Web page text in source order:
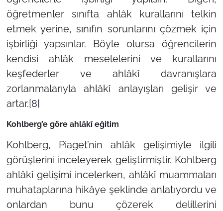
öğretmenler sınıfta ahlâk kurallarını telkin
etmek yerine, sınıfın sorunlarını çözmek için
işbirliği yapsınlar. Böyle olursa öğrencilerin
kendisi ahlâk meselelerini ve kurallarını
keşfederler ve ahlâkî davranışlara
zorlanmalarıyla ahlâkî anlayışları gelişir ve
artar.[8]
Kohlberg’e göre ahlâkî eğitim
Kohlberg, Piaget’nin ahlâk gelişimiyle ilgili
görüşlerini inceleyerek geliştirmiştir. Kohlberg
ahlâkî gelişimi incelerken, ahlâkî muammaları
muhataplarına hikâye şeklinde anlatıyordu ve
onlardan bunu çözerek delillerini